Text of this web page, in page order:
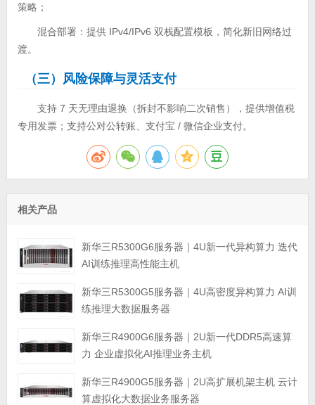
策略；
混合部署：提供 IPv4/IPv6 双栈配置模板，简化新旧网络过
渡。
（三）风险保障与灵活支付
支持 7 天无理由退换（拆封不影响二次销售），提供增值税
专用发票；支持公对公转账、支付宝 / 微信企业支付。
相关产品
新华三R5300G6服务器｜4U新一代异构算力 迭代
AI训练推理高性能主机
新华三R5300G5服务器｜4U高密度异构算力 AI训
练推理大数据服务器
新华三R4900G6服务器｜2U新一代DDR5高速算
力 企业虚拟化AI推理业务主机
新华三R4900G5服务器｜2U高扩展机架主机 云计
算虚拟化大数据业务服务器